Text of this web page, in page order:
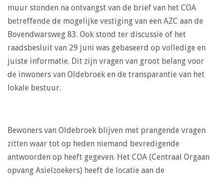
muur stonden na ontvangst van de brief van het COA
betreffende de mogelijke vestiging van een AZC aan de
Bovendwarsweg 83. Ook stond ter discussie of het
raadsbesluit van 29 juni was gebaseerd op volledige en
juiste informatie. Dit zijn vragen van groot belang voor
de inwoners van Oldebroek en de transparantie van het
lokale bestuur.
Bewoners van Oldebroek blijven met prangende vragen
zitten waar tot op heden niemand bevredigende
antwoorden op heeft gegeven. Het COA (Centraal Orgaan
opvang Asielzoekers) heeft de locatie aan de